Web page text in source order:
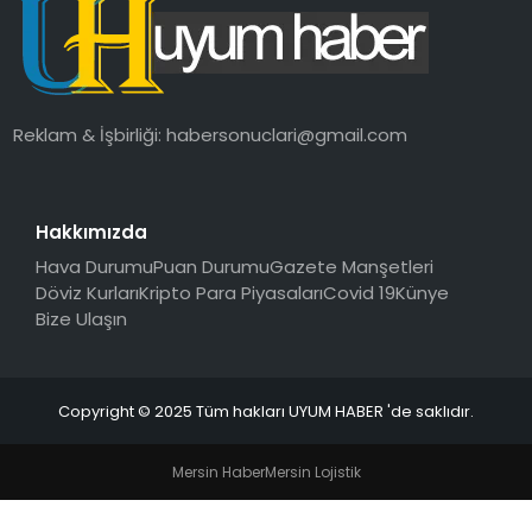
SAĞLIK
MAGAZIN
Reklam & İşbirliği:habersonuclari@gmail.com
Hakkımızda
Hava DurumuPuan DurumuGazete Manşetleri
Döviz KurlarıKripto Para PiyasalarıCovid 19Künye
Bize Ulaşın
Copyright © 2025 Tüm hakları UYUM HABER 'de saklıdır.
Mersin HaberMersin Lojistik